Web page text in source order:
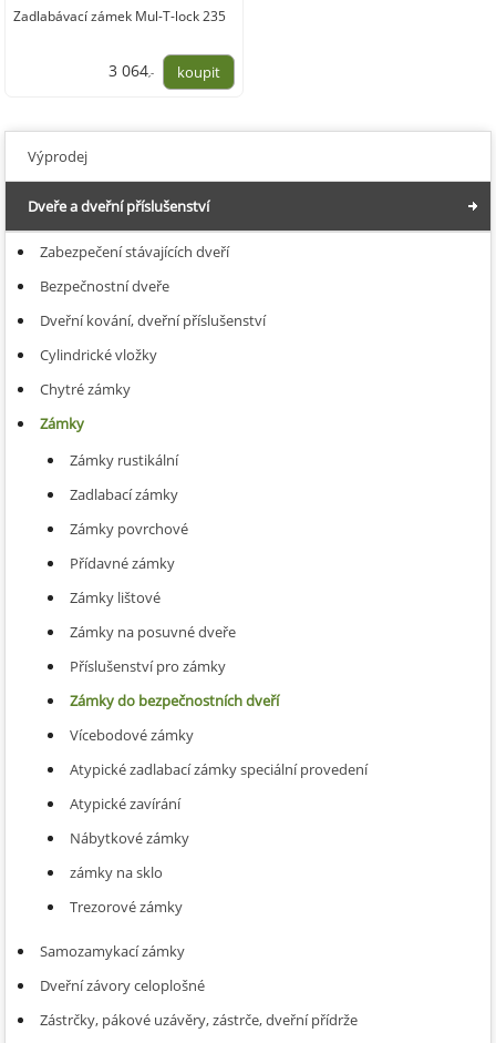
Zadlabávací zámek Mul-T-lock 235
3 064,-
Výprodej
Dveře a dveřní příslušenství
Zabezpečení stávajících dveří
Bezpečnostní dveře
Dveřní kování, dveřní příslušenství
Cylindrické vložky
Chytré zámky
Zámky
Zámky rustikální
Zadlabací zámky
Zámky povrchové
Přídavné zámky
Zámky lištové
Zámky na posuvné dveře
Příslušenství pro zámky
Zámky do bezpečnostních dveří
Vícebodové zámky
Atypické zadlabací zámky speciální provedení
Atypické zavírání
Nábytkové zámky
zámky na sklo
Trezorové zámky
Samozamykací zámky
Dveřní závory celoplošné
Zástrčky, pákové uzávěry, zástrče, dveřní přídrže